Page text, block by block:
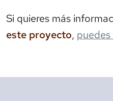
Si quieres más
este proyecto,